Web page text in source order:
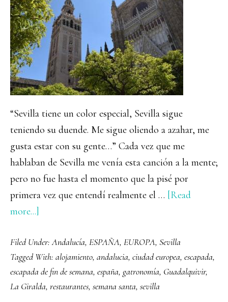
“Sevilla tiene un color especial, Sevilla sigue
teniendo su duende. Me sigue oliendo a azahar, me
gusta estar con su gente…” Cada vez que me
hablaban de Sevilla me venía esta canción a la mente;
pero no fue hasta el momento que la pisé por
primera vez que entendí realmente el … [Read
more...]
ver
y
hacer
en
Filed Under:Andalucía, ESPAÑA, EUROPA, Sevilla
Tagged With: alojamiento, andalucia, ciudad europea, escapada,
escapada de fin de semana, españa, gatronomía, Guadalquivir,
La Giralda, restaurantes, semana santa, sevilla